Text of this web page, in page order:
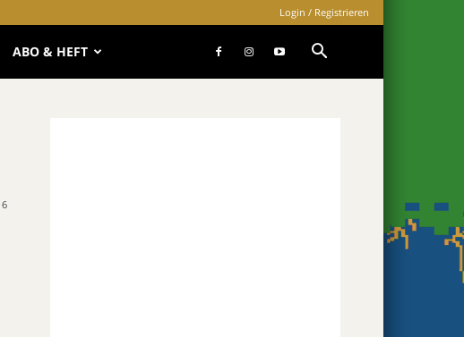
Login / Registrieren
ABO & HEFT
6